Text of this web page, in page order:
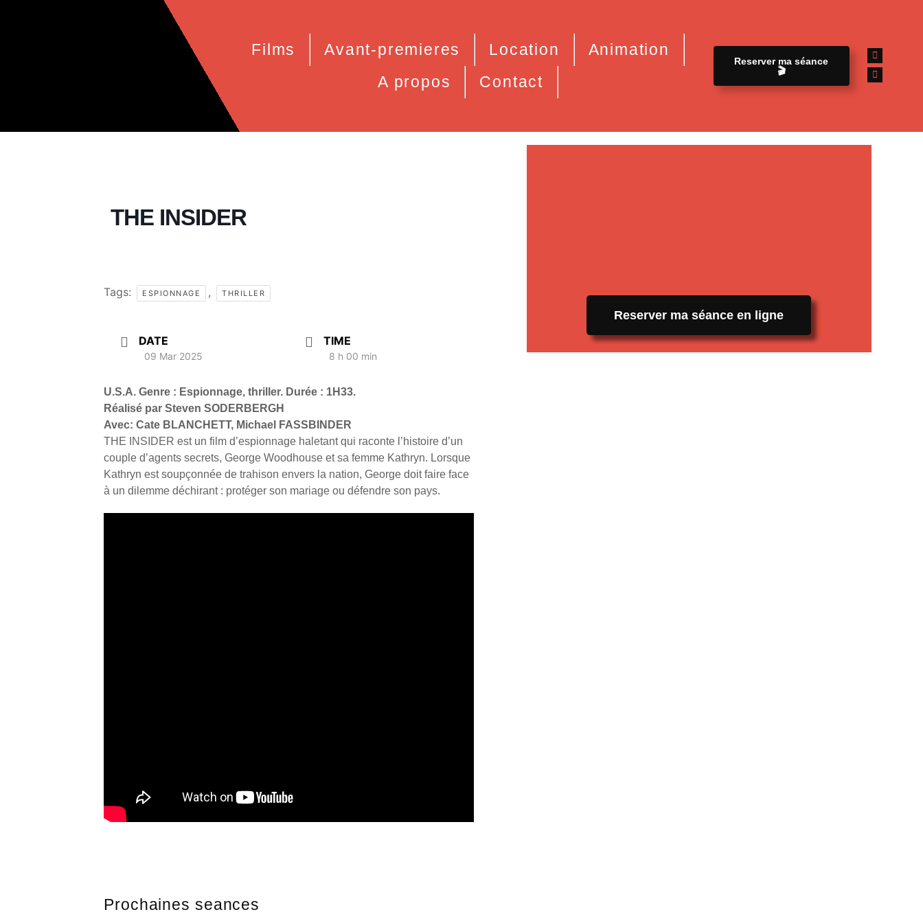
Films Avant-premieres Location
Animation
A propos
Contact
Reserver ma séance
🎬
THE INSIDER
Tags: ESPIONNAGE , THRILLER
DATE
09 Mar 2025
TIME
8 h 00 min
U.S.A. Genre : Espionnage, thriller. Durée : 1H33.
Réalisé par Steven SODERBERGH
Avec: Cate BLANCHETT, Michael FASSBINDER
THE INSIDER est un film d’espionnage haletant qui raconte l’histoire d’un
couple d’agents secrets, George Woodhouse et sa femme Kathryn. Lorsque
Kathryn est soupçonnée de trahison envers la nation, George doit faire face
à un dilemme déchirant : protéger son mariage ou défendre son pays.
Prochaines seances
Reserver ma séance en ligne